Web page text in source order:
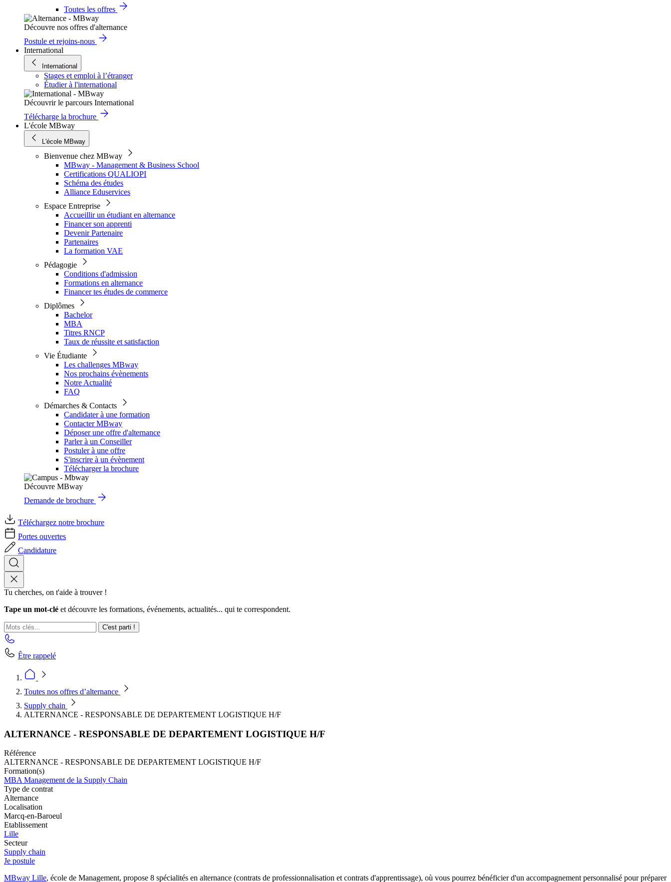
Toutes les offres
Découvre nos offres d'alternance
Postule et rejoins-nous
International
International
Stages et emploi à l’étranger
Étudier à l'international
Découvrir le parcours International
Télécharge la brochure
L'école MBway
L'école MBway
Bienvenue chez MBway
MBway - Management & Business School
Certifications QUALIOPI
Schéma des études
Alliance Eduservices
Espace Entreprise
Accueillir un étudiant en alternance
Financer son apprenti
Devenir Partenaire
Partenaires
La formation VAE
Pédagogie
Conditions d'admission
Formations en alternance
Financer tes études de commerce
Diplômes
Bachelor
MBA
Titres RNCP
Taux de réussite et satisfaction
Vie Étudiante
Les challenges MBway
Nos prochains évènements
Notre Actualité
FAQ
Démarches & Contacts
Candidater à une formation
Contacter MBway
Déposer une offre d'alternance
Parler à un Conseiller
Postuler à une offre
S'inscrire à un évènement
Télécharger la brochure
Découvre MBway
Demande de brochure
Téléchargez notre brochure
Portes ouvertes
Candidature
Tu cherches, on t'aide à trouver !
Tape un mot-clé et découvre les formations, événements, actualités... qui te correspondent.
C'est parti !
Être rappelé
Toutes nos offres d’alternance
Supply chain
ALTERNANCE - RESPONSABLE DE DEPARTEMENT LOGISTIQUE H/F
ALTERNANCE - RESPONSABLE DE DEPARTEMENT LOGISTIQUE H/F
Référence
ALTERNANCE - RESPONSABLE DE DEPARTEMENT LOGISTIQUE H/F
Formation(s)
MBA Management de la Supply Chain
Type de contrat
Alternance
Localisation
Marcq-en-Baroeul
Etablissement
Lille
Secteur
Supply chain
Je postule
MBway Lille, école de Management, propose 8 spécialités en alternance (contrats de professionnalisation et contrats d'apprentissage), où vous pourrez bénéficier d'un accompagnement personnalisé pour préparer